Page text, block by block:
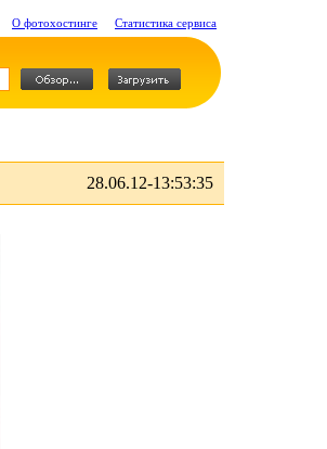
О фотохостинге Статистика сервиса
28.06.12-13:53:35